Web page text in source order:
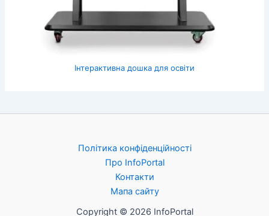
Інтерактивна дошка для освіти
Політика конфіденційності
Про InfoPortal
Контакти
Мапа сайту
Copyright © 2026 InfoPortal